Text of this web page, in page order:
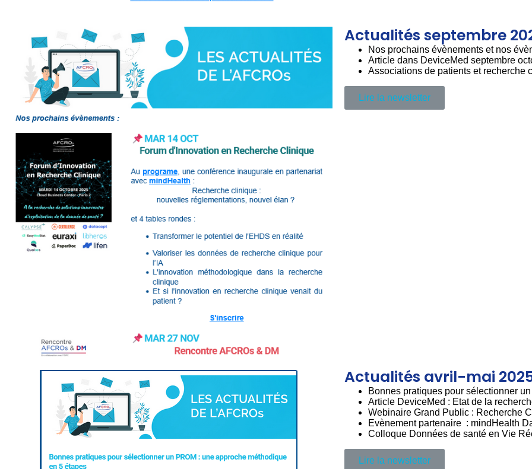
Actualités septembre
Nos prochains évènements et nos
Article dans DeviceMed septembre
Associations de patients et recherche
Lire la newsletter
Actualités avril-mai
Bonnes pratiques pour sélectionner
Article DeviceMed : Etat de la
Webinaire Grand Public : Recherche
Evènement partenaire : mindHealth
Colloque Données de santé en Vie
Lire la newsletter